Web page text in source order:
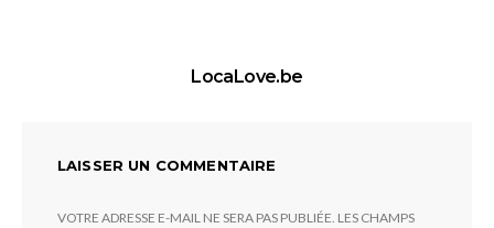
LocaLove.be
LAISSER UN COMMENTAIRE
VOTRE ADRESSE E-MAIL NE SERA PAS PUBLIÉE. LES CHAMPS